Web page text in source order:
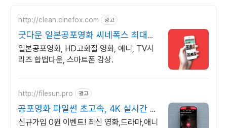
http://clean.cinefox.com 광고
굿다운 일본공포영화 씨네폭스 최대3
만원+10%추가적립
일본공포영화, HD고화질 영화, 애니, TV시
리즈 합법다운, 스마트폰 감상.
http://filesun.pro 광고
공포영화 파일썬 초고속, 4K 실시간 보
기!
신규가입 0원 이벤트! 최신 영화,드라마,애니